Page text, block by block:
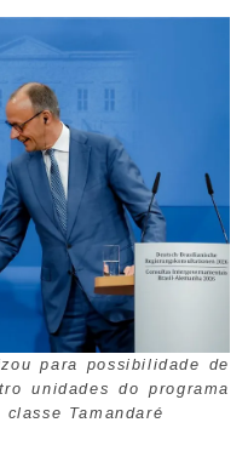
para possibilidade de
unidades do programa
Tamandaré